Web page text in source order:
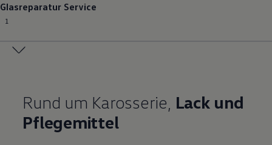
Glasreparatur Service
1
Rund um Karosserie, Lack und
Pflegemittel